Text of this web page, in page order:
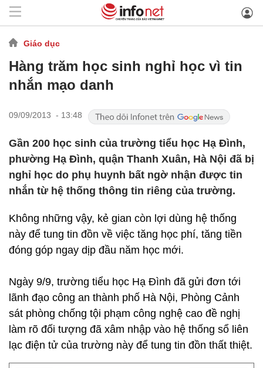
Giáo dục
Hàng trăm học sinh nghỉ học vì tin
nhắn mạo danh
09/09/2013 - 13:48
Gần 200 học sinh của trường tiểu học Hạ Đình,
phường Hạ Đình, quận Thanh Xuân, Hà Nội đã bị
nghỉ học do phụ huynh bất ngờ nhận được tin
nhắn từ hệ thống thông tin riêng của trường.
Không những vậy, kẻ gian còn lợi dùng hệ thống
này để tung tin đồn về việc tăng học phí, tăng tiền
đóng góp ngay dịp đầu năm học mới.
Ngày 9/9, trường tiểu học Hạ Đình đã gửi đơn tới
lãnh đạo công an thành phố Hà Nội, Phòng Cảnh
sát phòng chống tội phạm công nghệ cao đề nghị
làm rõ đối tượng đã xâm nhập vào hệ thống sổ liên
lạc điện tử của trường này để tung tin đồn thất thiệt.